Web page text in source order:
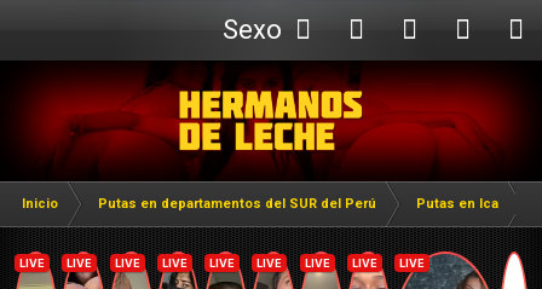
Sexo
Webcam
Inicio Putas en departamentos del SUR del Perú Putas en Ica